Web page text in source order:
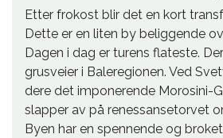
Etter frokost blir det en kort
Dette er en liten by beliggende
Dagen i dag er turens flateste.
grusveier i Baleregionen. Ved
dere det imponerende Morosini-
slapper av på renessansetorvet
Byen har en spennende og